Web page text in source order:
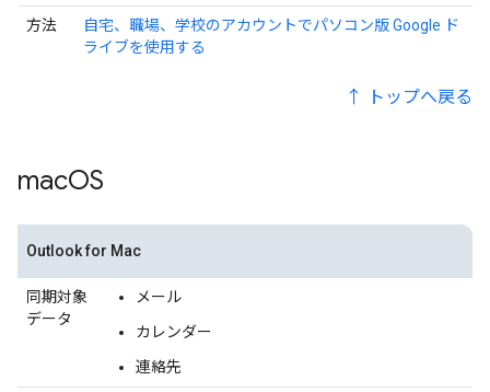
方法
自宅、職場、学校のアカウントでパソコン版 Google ド
ライブを使用する
↑ トップへ戻る
macOS
Outlook for Mac
同期対象
データ
メール
カレンダー
連絡先